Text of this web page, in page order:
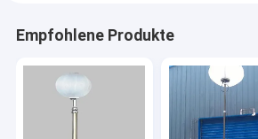
Empfohlene Produkte